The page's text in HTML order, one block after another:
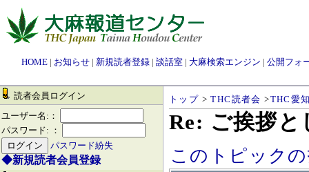
HOME | お知らせ | 新規読者登録 | 談話室 | 大麻検索エンジン | 公開フォ
読者会員ログイン
ユーザー名:：
パスワード: ：
パスワード紛失
◆新規読者会員登録
トップ >THC読者会 >THC愛
Re: ご挨拶と
このトピック